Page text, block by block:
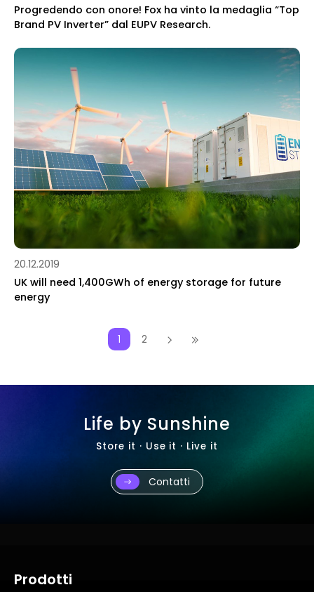
Progredendo con onore! Fox ha vinto la medaglia “Top
Brand PV Inverter” dal EUPV Research.
20.12.2019
UK will need 1,400GWh of energy storage for future
energy
1 2
Life by Sunshine
Store it · Use it · Live it
Contatti
Prodotti